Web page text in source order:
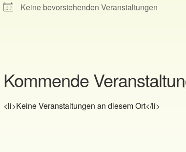
Keine bevorstehenden Veranstaltungen
Kommende
<li>Keine Veranstaltungen an diesem Ort</li>